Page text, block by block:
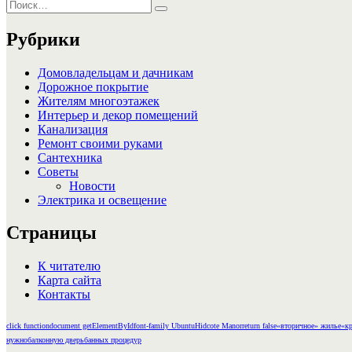
Поиск
Рубрики
Домовладельцам и дачникам
Дорожное покрытие
Жителям многоэтажек
Интерьер и декор помещений
Канализация
Ремонт своими руками
Сантехника
Советы
Новости
Электрика и освещение
Страницы
К читателю
Карта сайта
Контакты
click functiondocument getElementByIdfont-family UbuntuHidcote Manorreturn false«вторичное» жилье
нужнобалконную дверьбанных процедур